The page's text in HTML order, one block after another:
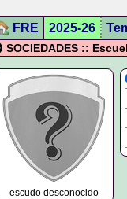
FRE 2025-26
SOCIEDADES ::
escudo desconocido